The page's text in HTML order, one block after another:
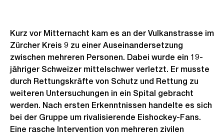
Kurz vor Mitternacht kam es an der Vulkanstrasse im
Zürcher Kreis 9 zu einer Auseinandersetzung
zwischen mehreren Personen. Dabei wurde ein 19-
jähriger Schweizer mittelschwer verletzt. Er musste
durch Rettungskräfte von Schutz und Rettung zu
weiteren Untersuchungen in ein Spital gebracht
werden. Nach ersten Erkenntnissen handelte es sich
bei der Gruppe um rivalisierende Eishockey-Fans.
Eine rasche Intervention von mehreren zivilen